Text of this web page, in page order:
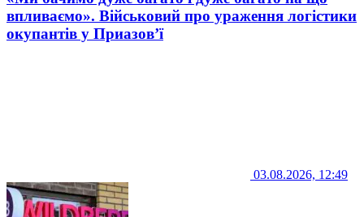
впливаємо». Військовий про ураження логістики
окупантів у Приазов’ї
03.08.2026, 12:49